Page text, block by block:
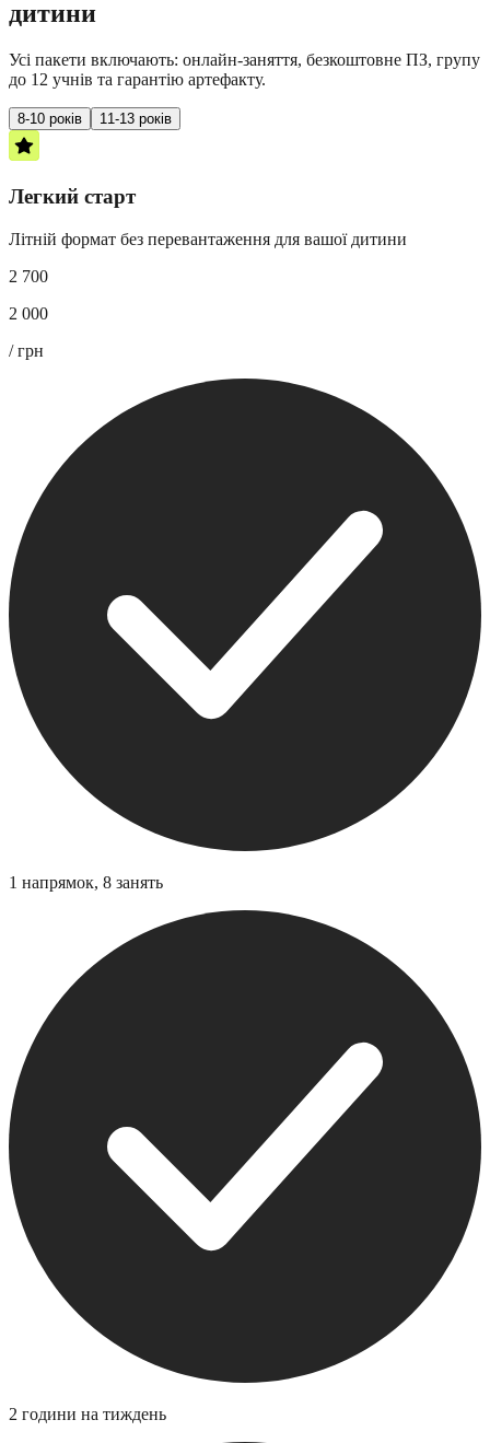
дитини
Усі пакети включають: онлайн-заняття, безкоштовне ПЗ, групу
до 12 учнів та гарантію артефакту.
8-10 років 11-13 років
Легкий старт
Літній формат без перевантаження для вашої дитини
2 700
2 000
/ грн
1 напрямок, 8 занять
2 години на тиждень